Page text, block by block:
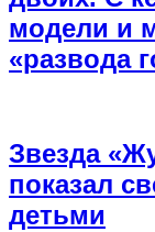
модели и
«развода
Звезда
показал
детьми